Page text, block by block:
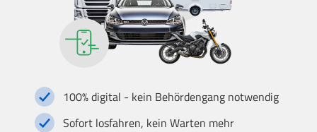
100% digital - kein Behördengang notwendig
Sofort losfahren, kein Warten mehr